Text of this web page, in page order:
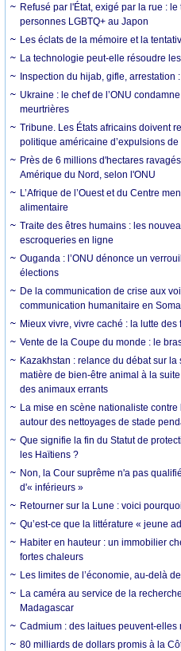
Refusé par l'État, exigé par la rue :
personnes LGBTQ+ au Japon
Les éclats de la mémoire et la
La technologie peut-elle résoudre
Inspection du hijab, gifle,
Ukraine : le chef de l’ONU
meurtrières
Tribune. Les États africains doivent
politique américaine d’expulsions de
Près de 6 millions d'hectares
Amérique du Nord, selon l'ONU
L’Afrique de l’Ouest et du Centre
alimentaire
Traite des êtres humains : les
escroqueries en ligne
Ouganda : l’ONU dénonce un
élections
De la communication de crise aux
communication humanitaire en
Mieux vivre, vivre caché : la lutte des
Vente de la Coupe du monde : le
Kazakhstan : relance du débat sur
matière de bien-être animal à la
des animaux errants
La mise en scène nationaliste
autour des nettoyages de stade
Que signifie la fin du Statut de
les Haïtiens ?
Non, la Cour suprême n'a pas
d'« inférieurs »
Retourner sur la Lune : voici
Qu’est-ce que la littérature « jeune
Habiter en hauteur : un immobilier
fortes chaleurs
Les limites de l’économie, au-delà
La caméra au service de la
Madagascar
Cadmium : des laitues peuvent-
80 milliards de dollars promis à la